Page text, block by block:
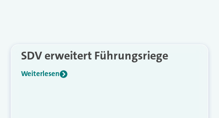
SDV erweitert Führungsriege
Weiterlesen